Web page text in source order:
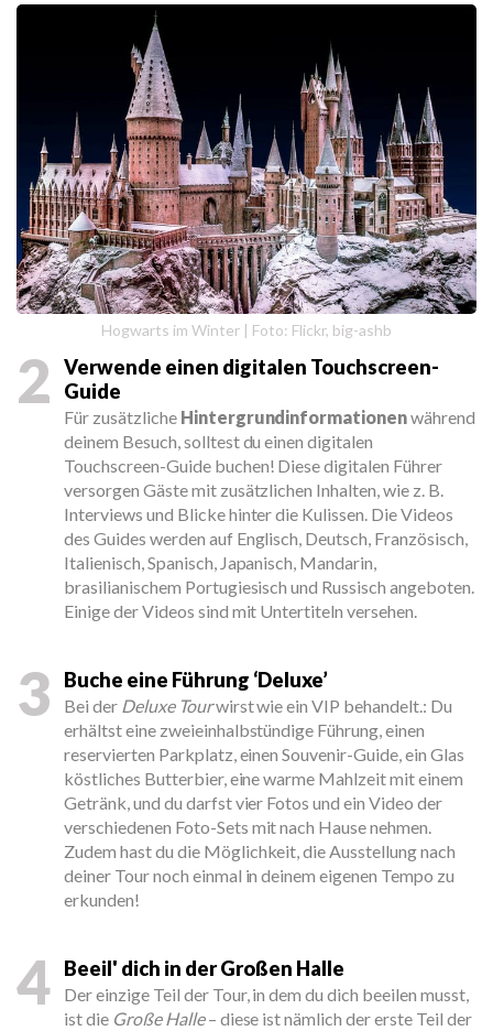
Hogwarts im Winter | Foto: Flickr, big-ashb
2 Verwende einen digitalen Touchscreen-
Guide
Für zusätzliche Hintergrundinformationenwährend
deinem Besuch, solltest du einen digitalen
Touchscreen-Guide buchen! Diese digitalen Führer
versorgen Gäste mit zusätzlichen Inhalten, wie z. B.
Interviews und Blicke hinter die Kulissen. Die Videos
des Guides werden auf Englisch, Deutsch, Französisch,
Italienisch, Spanisch, Japanisch, Mandarin,
brasilianischem Portugiesisch und Russisch angeboten.
Einige der Videos sind mit Untertiteln versehen.
3 Buche eine Führung ‘Deluxe’
Bei der Deluxe Tourwirst wie ein VIP behandelt.: Du
erhältst eine zweieinhalbstündige Führung, einen
reservierten Parkplatz, einen Souvenir-Guide, ein Glas
köstliches Butterbier, eine warme Mahlzeit mit einem
Getränk, und du darfst vier Fotos und ein Video der
verschiedenen Foto-Sets mit nach Hause nehmen.
Zudem hast du die Möglichkeit, die Ausstellung nach
deiner Tour noch einmal in deinem eigenen Tempo zu
erkunden!
4 Beeil' dich in der Großen Halle
Der einzige Teil der Tour, in dem du dich beeilen musst,
ist die Große Halle– diese ist nämlich der erste Teil der